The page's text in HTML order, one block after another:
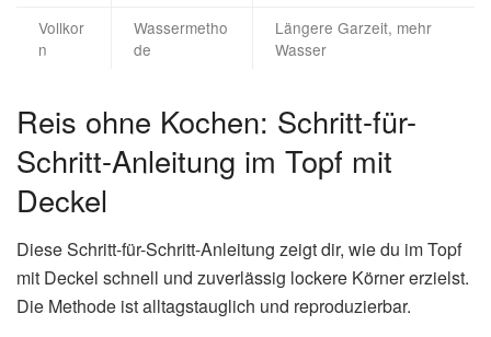
Vollkor
n
Wassermetho
de
Längere Garzeit, mehr
Wasser
Reis ohne Kochen: Schritt-für-
Schritt-Anleitung im Topf mit
Deckel
Diese Schritt-für-Schritt-Anleitung zeigt dir, wie du im Topf
mit Deckel schnell und zuverlässig lockere Körner erzielst.
Die Methode ist alltagstauglich und reproduzierbar.